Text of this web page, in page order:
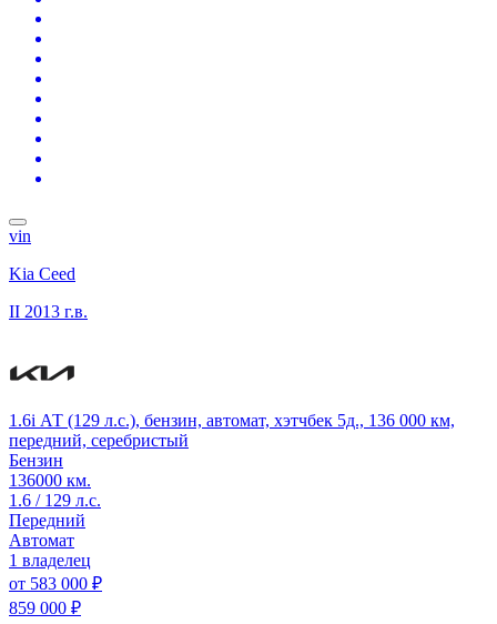
vin
Kia Ceed
II 2013 г.в.
1.6i АТ (129 л.с.), бензин, автомат, хэтчбек 5д., 136 000 км,
передний, серебристый
Бензин
136000 км.
1.6 / 129 л.с.
Передний
Автомат
1 владелец
от 583 000 ₽
859 000 ₽